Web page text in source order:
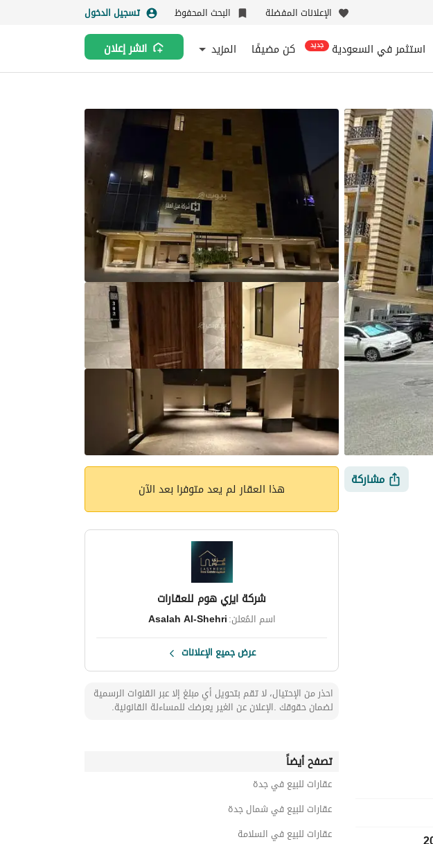
الإعلانات المفضلة البحث المحفوظ تسجيل الدخول
استثمر في السعودية جديد كن مضيفًا المزيد انشر إعلان
مشاركة هذا العقار لم يعد متوفرا بعد الآن
شركة ايزي هوم للعقارات
اسم المُعلن:Asalah Al-Shehri
عرض جميع الإعلانات
احذر من الإحتيال، لا تقم بتحويل أي مبلغ إلا عبر القنوات الرسمية
لضمان حقوقك .الإعلان عن الغير يعرضك للمساءلة القانونية.
تصفح أيضاً
عقارات للبيع في جدة
عقارات للبيع في شمال جدة
عقارات للبيع في السلامة